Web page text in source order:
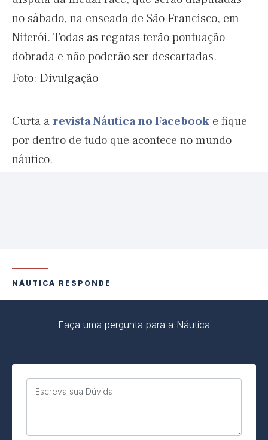
no sábado, na enseada de São Francisco, em
Niterói. Todas as regatas terão pontuação
dobrada e não poderão ser descartadas.
Foto: Divulgação
Curta arevista Náutica no Facebook e fique
por dentro de tudo que acontece no mundo
náutico.
NÁUTICA RESPONDE
Faça uma pergunta para a Náutica
Escreva sua Dúvida